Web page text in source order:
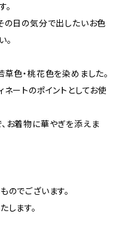
の日の気分で出したいお色
。
色・桃花色を染めました。
ートのポイントとしてお使
お着物に華やぎを添えま
でございます。
ます。